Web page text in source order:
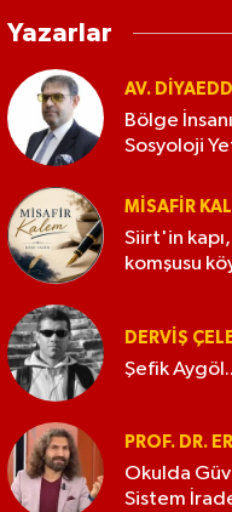
Yazarlar
AV.
Bölge
Sosyoloji
MISAFIR
Siirt'in
komşusu
DERVIŞ
Şefik
PROF. DR.
Okulda
Sistem